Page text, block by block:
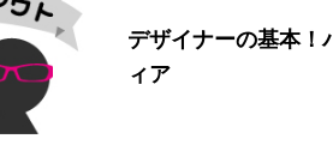
デザイナーの基本！
ィア